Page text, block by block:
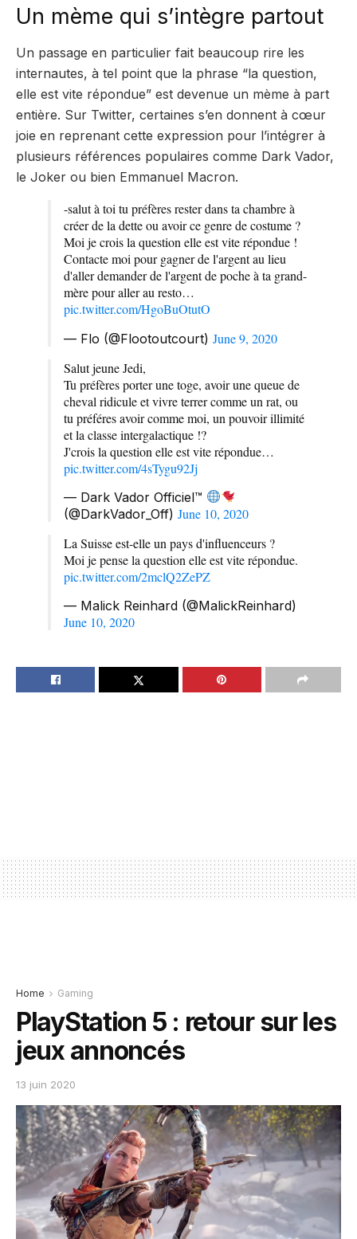
Un mème qui s’intègre partout
Un passage en particulier fait beaucoup rire les
internautes, à tel point que la phrase “la question,
elle est vite répondue” est devenue un mème à part
entière. Sur Twitter, certaines s’en donnent à cœur
joie en reprenant cette expression pour l’intégrer à
plusieurs références populaires comme Dark Vador,
le Joker ou bien Emmanuel Macron.
-salut à toi tu préfères rester dans ta chambre à
créer de la dette ou avoir ce genre de costume ?
Moi je crois la question elle est vite répondue !
Contacte moi pour gagner de l'argent au lieu
d'aller demander de l'argent de poche à ta grand-
mère pour aller au resto…
pic.twitter.com/HgoBuOtutO
— Flo (@Flootoutcourt) June 9, 2020
Salut jeune Jedi,
Tu préfères porter une toge, avoir une queue de
cheval ridicule et vivre terrer comme un rat, ou
tu préféres avoir comme moi, un pouvoir illimité
et la classe intergalactique !?
J'crois la question elle est vite répondue…
pic.twitter.com/4sTygu92Jj
— Dark Vador Officiel™
(@DarkVador_Off) June 10, 2020
La Suisse est-elle un pays d'influenceurs ?
Moi je pense la question elle est vite répondue.
pic.twitter.com/2mclQ2ZePZ
— Malick Reinhard (@MalickReinhard)
June 10, 2020
Home Gaming
PlayStation 5 : retour sur les
jeux annoncés
13 juin 2020